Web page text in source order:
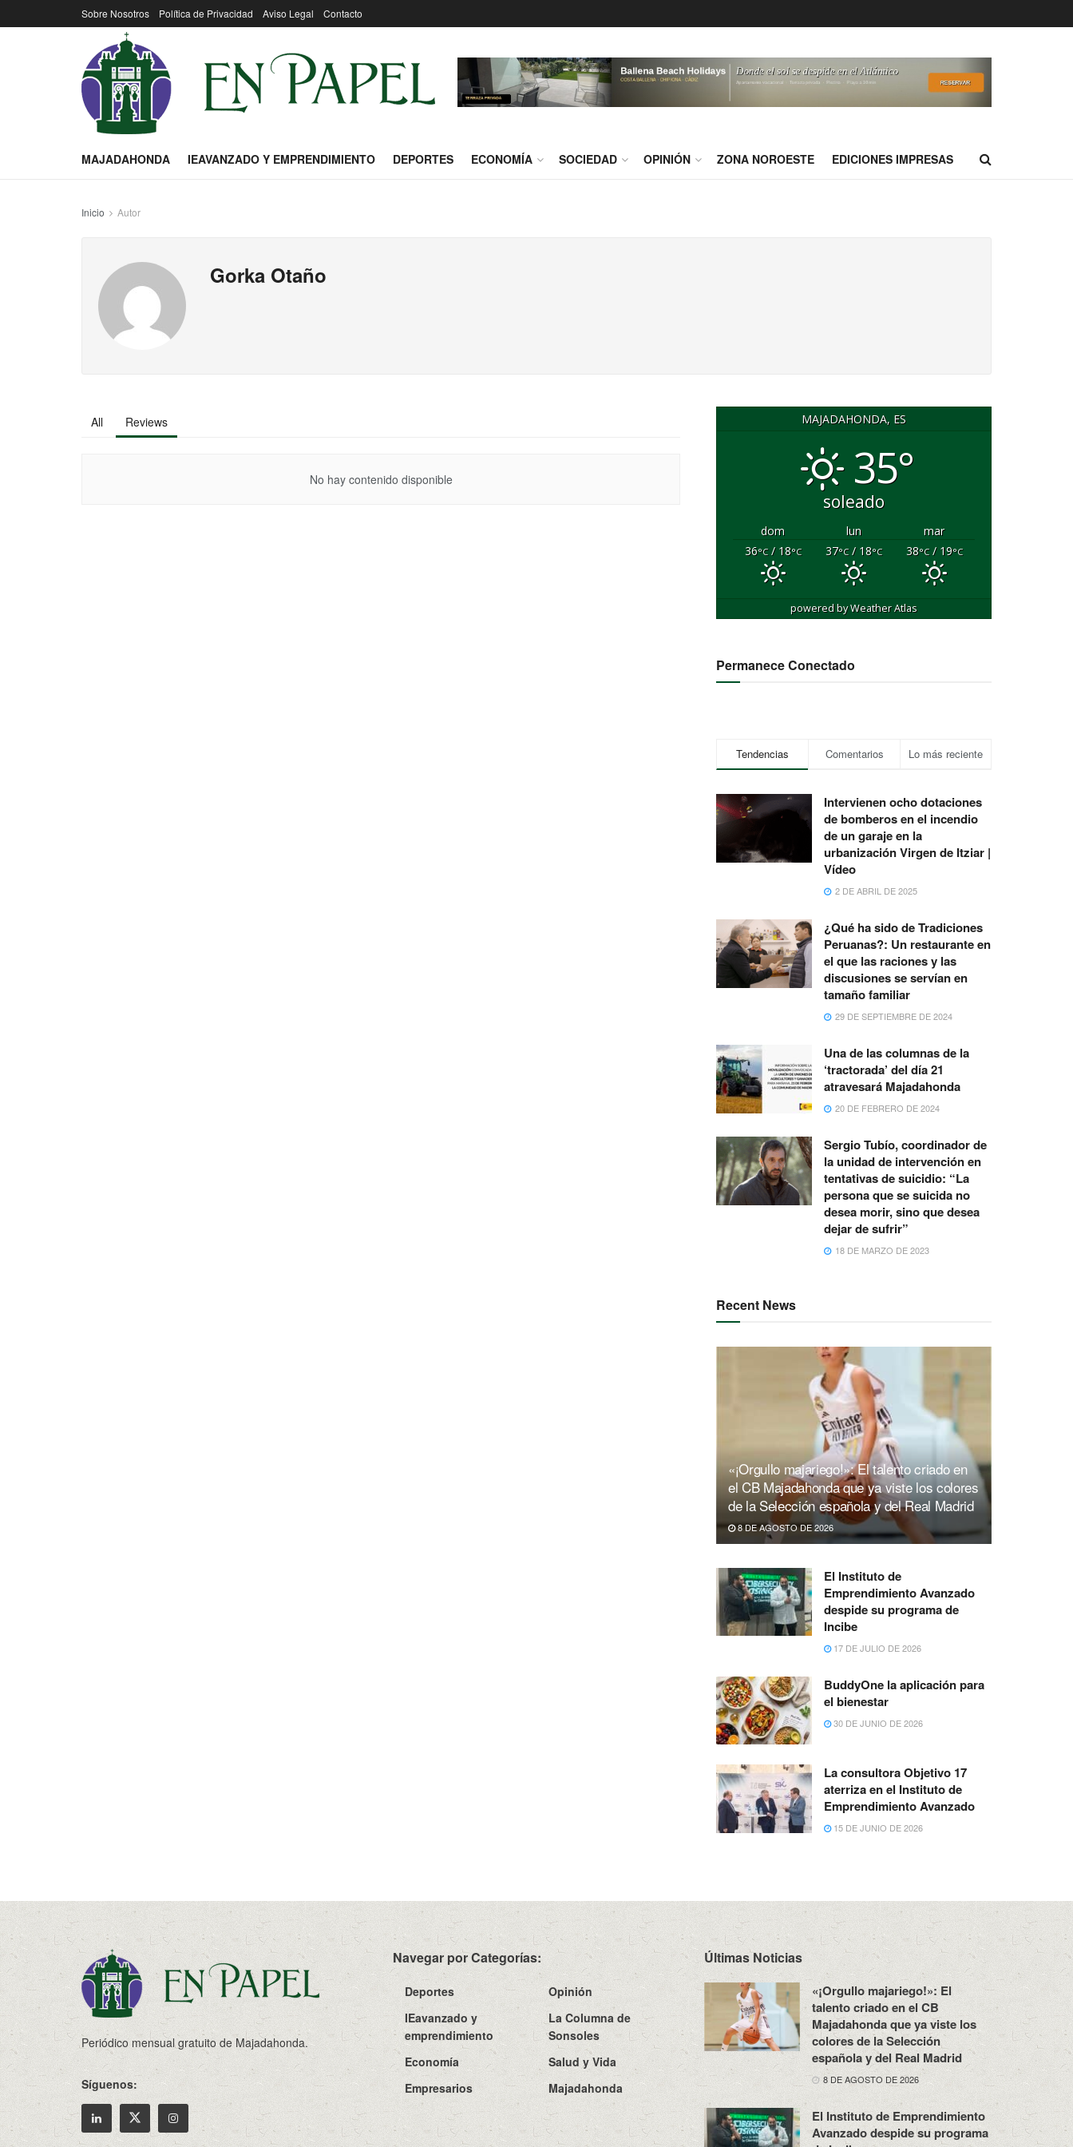
Sobre Nosotros Política de Privacidad Aviso Legal Contacto
MAJADAHONDA IEAVANZADO Y EMPRENDIMIENTO DEPORTES ECONOMÍA SOCIEDAD OPINIÓN ZONA NOROESTE EDICIONES IMPRESAS
Inicio Autor
Gorka Otaño
All Reviews
No hay contenido disponible
MAJADAHONDA, ES
35°
soleado
dom lun
mar
36°C/ 18°C 37°C/ 18°C 38°C/ 19°C
powered byWeather Atlas
Permanece Conectado
Tendencias Comentarios Lo más reciente
Intervienen ocho dotaciones
de bomberos en el incendio
de un garaje en la
urbanización Virgen de Itziar |
Vídeo
2 DE ABRIL DE 2025
¿Qué ha sido de Tradiciones
Peruanas?: Un restaurante en
el que las raciones y las
discusiones se servían en
tamaño familiar
29 DE SEPTIEMBRE DE 2024
Una de las columnas de la
‘tractorada’ del día 21
atravesará Majadahonda
20 DE FEBRERO DE 2024
Sergio Tubío, coordinador de
la unidad de intervención en
tentativas de suicidio: “La
persona que se suicida no
desea morir, sino que desea
dejar de sufrir”
18 DE MARZO DE 2023
Recent News
«¡Orgullo majariego!»: El talento criado en
el CB Majadahonda que ya viste los colores
de la Selección española y del Real Madrid
8 DE AGOSTO DE 2026
El Instituto de
Emprendimiento Avanzado
despide su programa de
Incibe
17 DE JULIO DE 2026
BuddyOne la aplicación para
el bienestar
30 DE JUNIO DE 2026
La consultora Objetivo 17
aterriza en el Instituto de
Emprendimiento Avanzado
15 DE JUNIO DE 2026
Periódico mensual gratuito de Majadahonda.
Síguenos:
Navegar por Categorías:
Deportes
Opinión
IEavanzado y
emprendimiento
La Columna de
Sonsoles
Economía
Salud y Vida
Empresarios
Majadahonda
Últimas Noticias
«¡Orgullo majariego!»: El
talento criado en el CB
Majadahonda que ya viste los
colores de la Selección
española y del Real Madrid
8 DE AGOSTO DE 2026
El Instituto de Emprendimiento
Avanzado despide su programa